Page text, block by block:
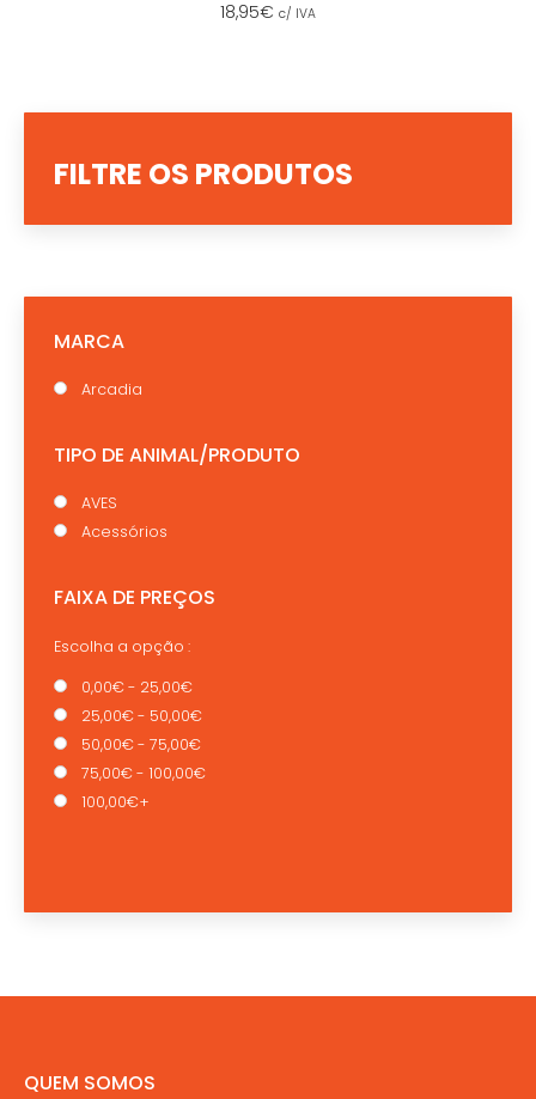
18,95€ c/ IVA
FILTRE OS PRODUTOS
MARCA
Arcadia
TIPO DE ANIMAL/PRODUTO
AVES
Acessórios
FAIXA DE PREÇOS
Escolha a opção :
0,00€ - 25,00€
25,00€ - 50,00€
50,00€ - 75,00€
75,00€ - 100,00€
100,00€+
QUEM SOMOS